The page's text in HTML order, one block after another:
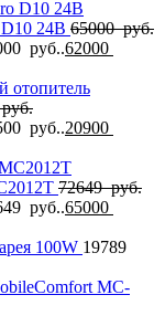
D10 24В 65000руб.
руб..62000
отопитель
руб..20900
72649руб.
руб..65000
100W 19789